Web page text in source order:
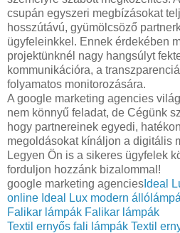
csupán egyszeri megbízásokat
hosszútávú, gyümölcsöző
ügyfeleinkkel. Ennek érdekében
projektünknél nagy hangsúlyt
kommunikációra, a
folyamatos monitorozására.
A google marketing agencies
nem könnyű feladat, de Cégünk
hogy partnereinek egyedi,
megoldásokat kínáljon a digitális
Legyen Ön is a sikeres ügyfelek
forduljon hozzánk bizalommal!
google marketing agencies Ideal
online Ideal Lux modern
Falikar lámpák Falikar lámpák
Textil ernyős fali lámpák Textil